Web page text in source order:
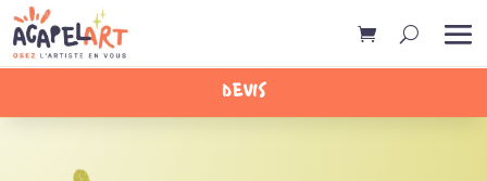
DEVIS